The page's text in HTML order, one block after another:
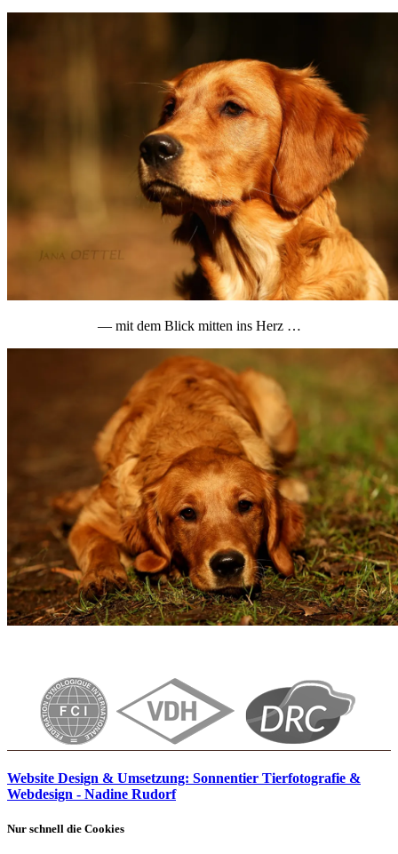
— mit dem Blick mitten ins Herz …
Website Design & Umsetzung: Sonnentier Tierfotografie &
Webdesign - Nadine Rudorf
Nur schnell die Cookies